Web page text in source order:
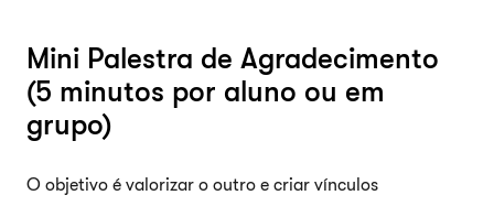
Mini Palestra de Agradecimento
(5 minutos por aluno ou em
grupo)
O objetivo é valorizar o outro e criar vínculos